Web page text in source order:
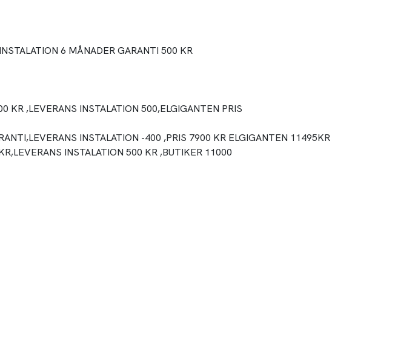
6 MÅNADER GARANTI 500 KR
,LEVERANS INSTALATION 500,ELGIGANTEN PRIS
INSTALATION -400 ,PRIS 7900 KR ELGIGANTEN 11495KR
INSTALATION 500 KR ,BUTIKER 11000